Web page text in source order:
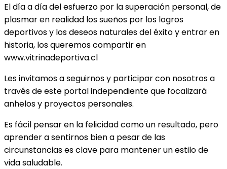
El día a día del esfuerzo por la superación personal, de
plasmar en realidad los sueños por los logros
deportivos y los deseos naturales del éxito y entrar en
historia, los queremos compartir en
www.vitrinadeportiva.cl
Les invitamos a seguirnos y participar con nosotros a
través de este portal independiente que focalizará
anhelos y proyectos personales.
Es fácil pensar en la felicidad como un resultado, pero
aprender a sentirnos bien a pesar de las
circunstancias es clave para mantener un estilo de
vida saludable.